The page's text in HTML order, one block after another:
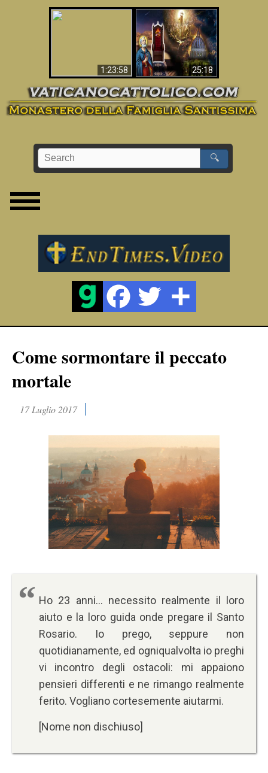
1:23:58 25:18
La Bibbia ha previsto
70 anni senza Papa?
🔍
Come sormontare il peccato
mortale
17 Luglio 2017
Ho 23 anni… necessito realmente il loro
aiuto e la loro guida onde pregare il Santo
Rosario. Io prego, seppure non
quotidianamente, ed ogniqualvolta io preghi
vi incontro degli ostacoli: mi appaiono
pensieri differenti e ne rimango realmente
ferito. Vogliano cortesemente aiutarmi.
[Nome non dischiuso]